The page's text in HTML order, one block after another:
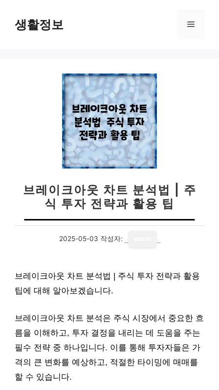
생활정보 메
브레이크아웃 차트 분석법 | 주
식 투자 전략과 활용 팁
2025-05-03 작성자:
브레이크아웃 차트 분석법 | 주식 투자 전략과 활용
팁에 대해 알아보겠습니다.
브레이크아웃 차트 분석은 주식 시장에서 중요한 흐
름을 이해하고, 투자 결정을 내리는 데 도움을 주는
필수 전략 중 하나입니다. 이를 통해 투자자들은 가
격의 큰 변화를 예상하고, 적절한 타이밍에 매매를
할 수 있습니다.